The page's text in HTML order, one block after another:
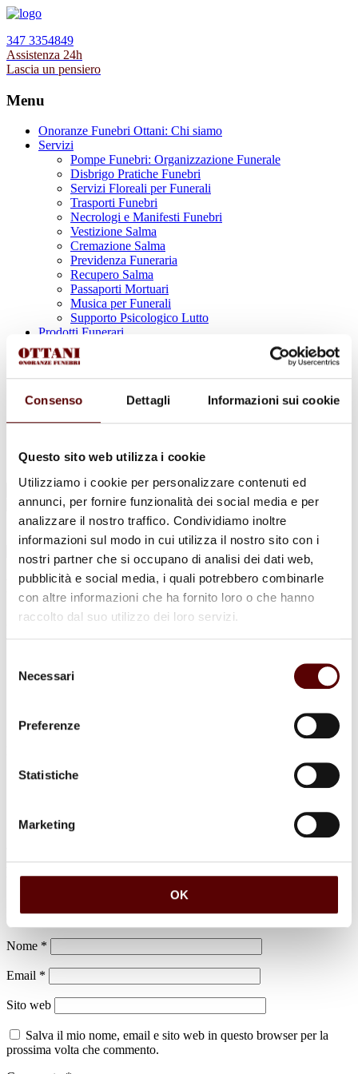
Consenso Dettagli Informazioni sui cookie
Questo sito web utilizza i cookie
Utilizziamo i cookie per personalizzare contenuti ed
annunci, per fornire funzionalità dei social media e per
analizzare il nostro traffico. Condividiamo inoltre
informazioni sul modo in cui utilizza il nostro sito con i
nostri partner che si occupano di analisi dei dati web,
pubblicità e social media, i quali potrebbero combinarle
con altre informazioni che ha fornito loro o che hanno
raccolto dal suo utilizzo dei loro servizi.
delNecessari
Preferenze
Statistiche
Marketing
OK
347 3354849
Assistenza 24h
Lascia un pensiero
Menu
Onoranze Funebri Ottani: Chi siamo
Servizi
Pompe Funebri: Organizzazione Funerale
Disbrigo Pratiche Funebri
Servizi Floreali per Funerali
Trasporti Funebri
Necrologi e Manifesti Funebri
Vestizione Salma
Cremazione Salma
Previdenza Funeraria
Recupero Salma
Passaporti Mortuari
Musica per Funerali
Supporto Psicologico Lutto
Prodotti Funerari
Lapidi, Lastre tombali e Monumenti Funerari
Urne Cinerarie
Allestimento Funebre
In caso di decesso
Necrologi
Info e Contatti
Cerca
per:
Romano Rossi
24 Settembre 1939 - 24 Marzo 2023
Lascia un commento
Il tuo indirizzo email non sarà pubblicato.
contrassegnati*
Nome *
Email *
Sito web
Salva il mio nome, email e sito web in questo browser per la
prossima volta che commento.